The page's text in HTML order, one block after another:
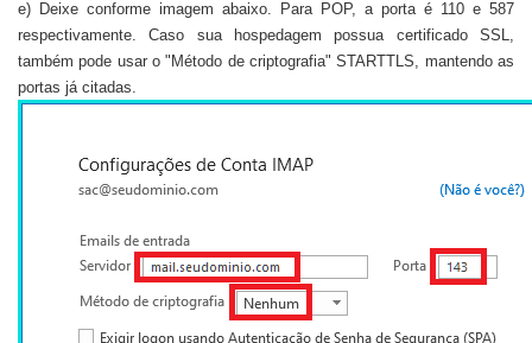
e) Deixe conforme imagem abaixo. Para POP, a porta é 110 e 587
respectivamente. Caso sua hospedagem possua certificado SSL,
também pode usar o "Método de criptografia" STARTTLS, mantendo as
portas já citadas.